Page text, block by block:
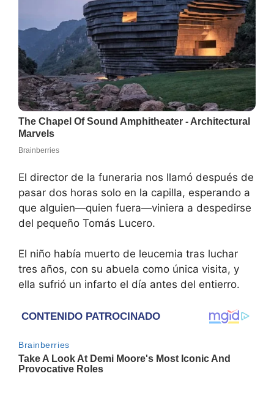
El director de la funeraria nos llamó después de
pasar dos horas solo en la capilla, esperando a
que alguien—quien fuera—viniera a despedirse
del pequeño Tomás Lucero.
El niño había muerto de leucemia tras luchar
tres años, con su abuela como única visita, y
ella sufrió un infarto el día antes del entierro.